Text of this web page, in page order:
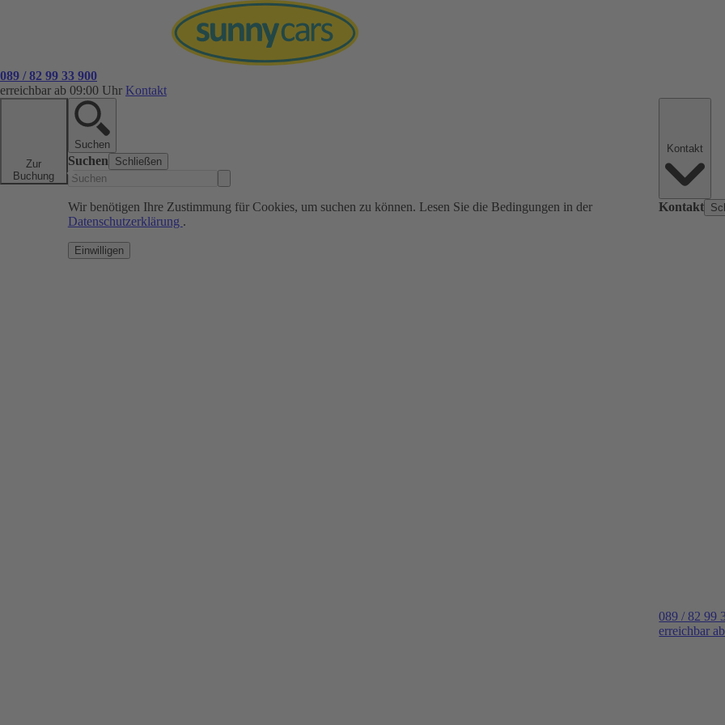
089 / 82 99 33 900
erreichbar ab 09:00 Uhr Kontakt
Zur
Buchung
Suchen
Suchen Schließen
Wir benötigen Ihre Zustimmung für Cookies, um suchen zu können. Lesen Sie die Bedingungen in der
Datenschutzerklärung .
Einwilligen
Kontakt
089 / 82 99
erreichbar